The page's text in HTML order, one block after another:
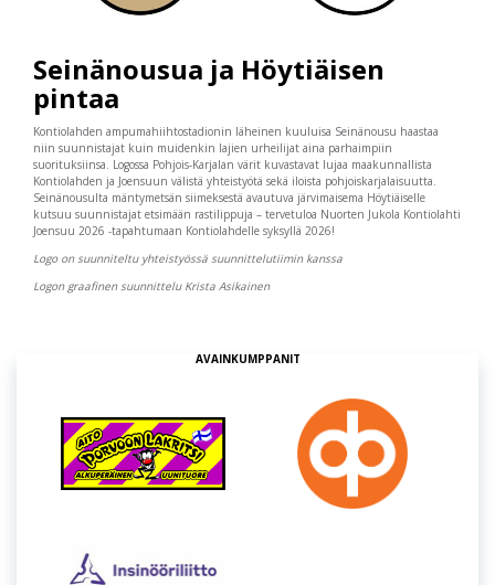
Seinänousua ja Höytiäisen
pintaa
Kontiolahden ampumahiihtostadionin läheinen kuuluisa Seinänousu haastaa
niin suunnistajat kuin muidenkin lajien urheilijat aina parhaimpiin
suorituksiinsa. Logossa Pohjois-Karjalan värit kuvastavat lujaa maakunnallista
Kontiolahden ja Joensuun välistä yhteistyötä sekä iloista pohjoiskarjalaisuutta.
Seinänousulta mäntymetsän siimeksestä avautuva järvimaisema Höytiäiselle
kutsuu suunnistajat etsimään rastilippuja – tervetuloa Nuorten Jukola Kontiolahti
Joensuu 2026 -tapahtumaan Kontiolahdelle syksyllä 2026!
Logo on suunniteltu yhteistyössä suunnittelutiimin kanssa
Logon graafinen suunnittelu Krista Asikainen
AVAINKUMPPANIT